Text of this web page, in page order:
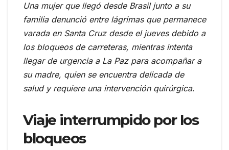
Una mujer que llegó desde Brasil junto a su
familia denunció entre lágrimas que permanece
varada en Santa Cruz desde el jueves debido a
los bloqueos de carreteras, mientras intenta
llegar de urgencia a La Paz para acompañar a
su madre, quien se encuentra delicada de
salud y requiere una intervención quirúrgica.
Viaje interrumpido por los
bloqueos